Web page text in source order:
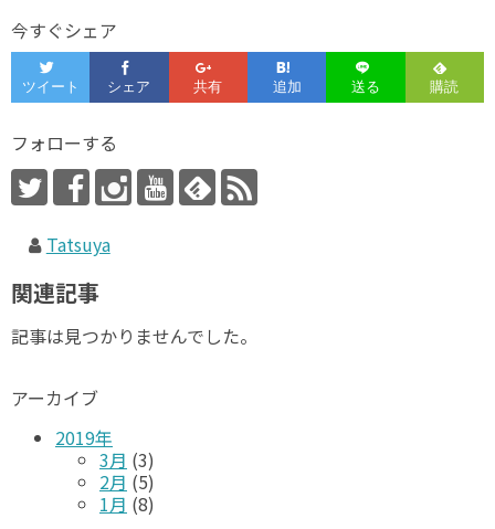
今すぐシェア
フォローする
Tatsuya
関連記事
記事は見つかりませんでした。
アーカイブ
2019年
3月 (3)
2月 (5)
1月 (8)